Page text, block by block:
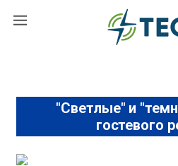
"Светлые" и
гостевого